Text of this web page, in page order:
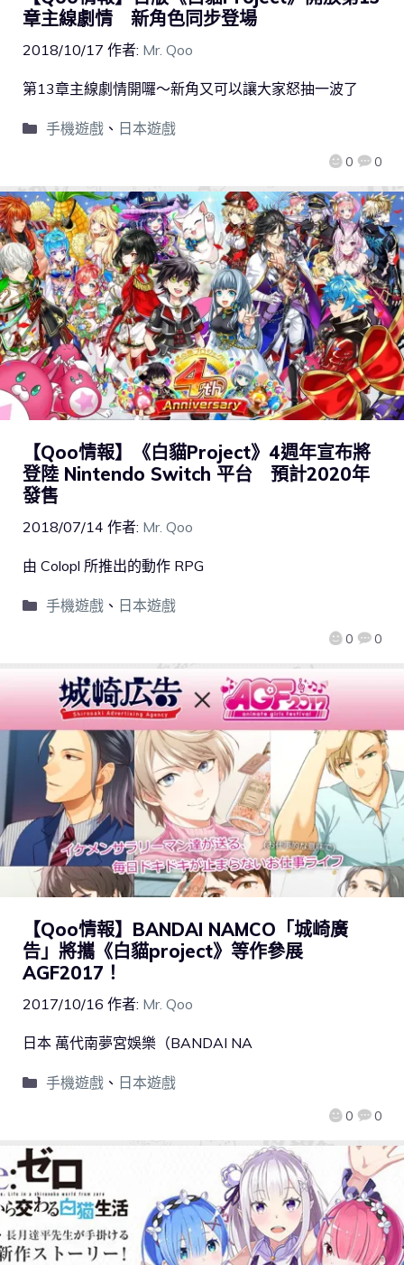
章主線劇情 新角色同步登場
2018/10/17 作者: Mr. Qoo
0 0
第13章主線劇情開囉～新角又可以讓大家怒抽一波了
手機遊戲、 日本遊戲
【Qoo情報】《白貓Project》4週年宣布將
登陸 Nintendo Switch 平台 預計2020年
發售
2018/07/14 作者: Mr. Qoo
0 0
由 Colopl 所推出的動作 RPG
手機遊戲、 日本遊戲
【Qoo情報】BANDAI NAMCO「城崎廣
告」將攜《白貓project》等作參展
AGF2017！
2017/10/16 作者: Mr. Qoo
0 0
日本 萬代南夢宮娛樂（BANDAI NA
手機遊戲、 日本遊戲